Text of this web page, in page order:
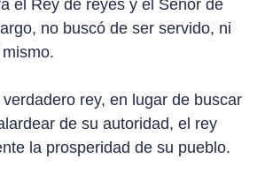
el Rey de reyes y el Señor de
no buscó de ser servido, ni
rey, en lugar de buscar
de su autoridad, el rey
la prosperidad de su pueblo.